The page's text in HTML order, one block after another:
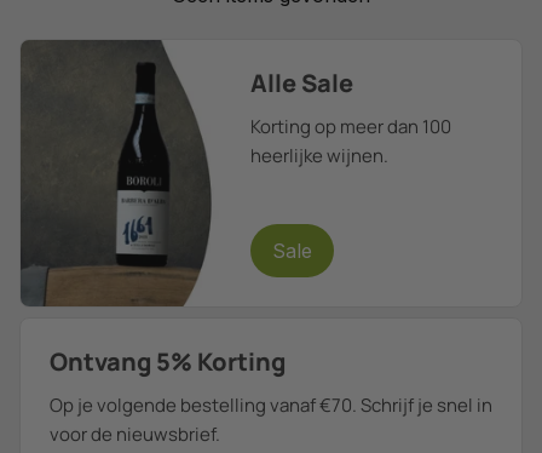
Alle Sale
Korting op meer dan 100
heerlijke wijnen.
Sale
Ontvang 5% Korting
Op je volgende bestelling vanaf €70. Schrijf je snel in
voor de nieuwsbrief.